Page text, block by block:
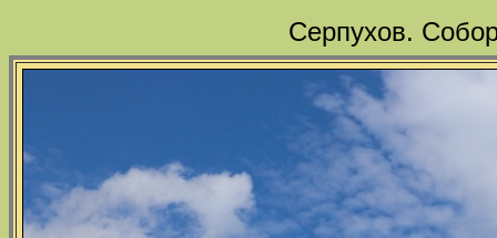
Серпухов.